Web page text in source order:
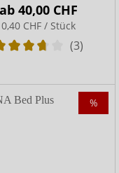
ab40,00 CHF
0,40 CHF / Stück
(3)
%